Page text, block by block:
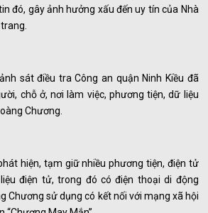
đó, gây ảnh hưởng xấu đến uy tín của Nhà
sát điều tra Công an quận Ninh Kiều đã
chỗ ở, nơi làm việc, phương tiện, dữ liệu
Chương.
hiện, tạm giữ nhiều phương tiện, điện tử
điện tử, trong đó có điện thoại di động
Chương sử dụng có kết nối với mạng xã hội